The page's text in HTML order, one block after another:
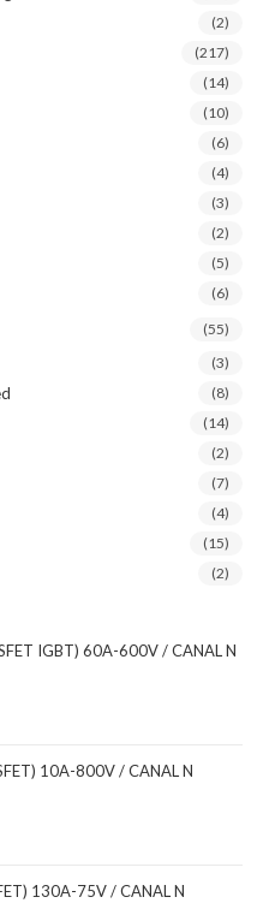
(2)
(217)
(14)
(10)
(6)
(4)
(3)
(2)
(5)
(6)
(55)
(3)
(8)
(14)
(2)
(7)
(4)
(15)
(2)
IGBT) 60A-600V / CANAL N
10A-800V / CANAL N
130A-75V / CANAL N